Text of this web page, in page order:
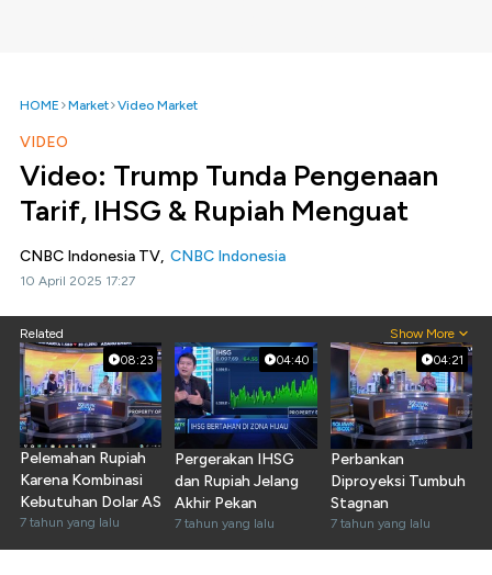
HOME Market Video Market
VIDEO
Video: Trump Tunda Pengenaan
Tarif, IHSG & Rupiah Menguat
CNBC Indonesia TV, CNBC Indonesia
10 April 2025 17:27
Related Show More
08:23
Pelemahan Rupiah
Karena Kombinasi
Kebutuhan Dolar AS
7 tahun yang lalu
04:40
Pergerakan IHSG
dan Rupiah Jelang
Akhir Pekan
7 tahun yang lalu
04:21
Perbankan
Diproyeksi Tumbuh
Stagnan
7 tahun yang lalu